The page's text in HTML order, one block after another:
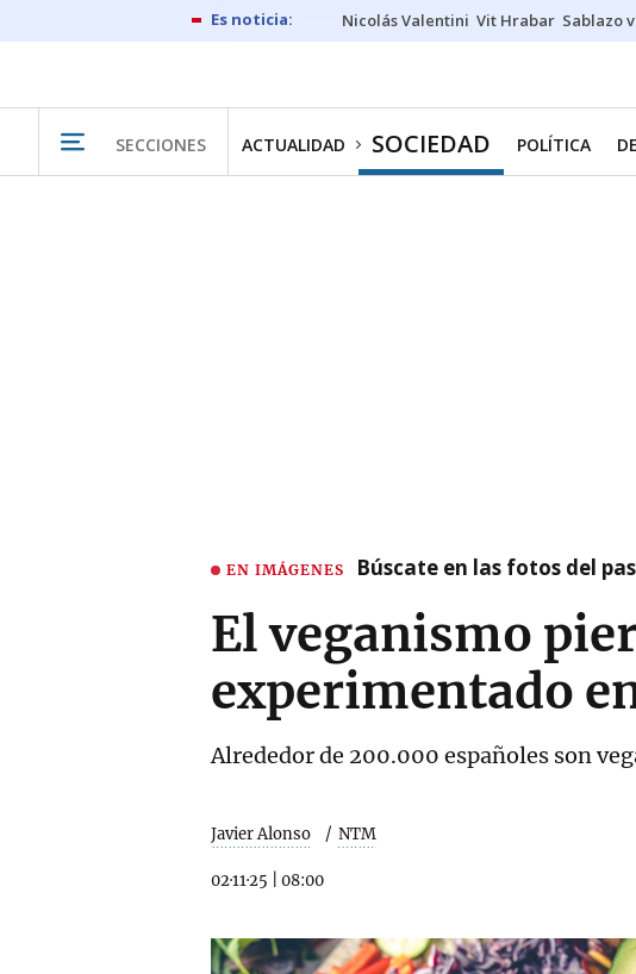
Nicolás Valentini Vit Hrabar Sablazo
SECCIONES ACTUALIDAD SOCIEDAD POLÍTICA
EN IMÁGENES Búscate en las fotos del
El veganismo
experimentado
Alrededor de 200.000 españoles son
Javier Alonso NTM
02·11·25 08:00